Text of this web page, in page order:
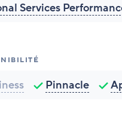
Services
Pinnacle